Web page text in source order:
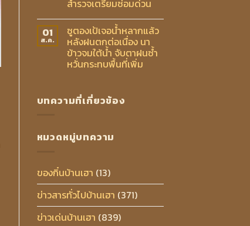
สำรวจเตรียมซ่อมด่วน
01
ส.ค.
ซูตองเป้เจอน้ำหลากแล้ว
หลังฝนตกต่อเนื่อง นา
ข้าวจมใต้น้ำ จับตาฝนซ้ำ
หวั่นกระทบพื้นที่เพิ่ม
บทความที่เกี่ยวข้อง
หมวดหมู่บทความ
ของกิ๋นบ้านเฮา (13)
ข่าวสารทั่วไปบ้านเฮา (371)
ข่าวเด่นบ้านเฮา (839)